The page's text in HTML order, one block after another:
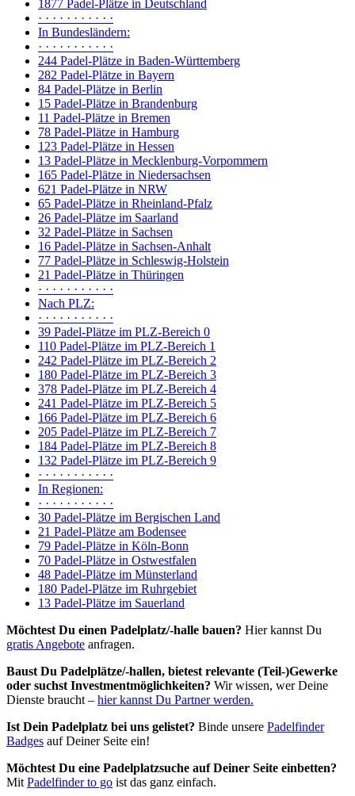
1877 Padel-Plätze in Deutschland
· · · · · · · · · · ·
In Bundesländern:
· · · · · · · · · · ·
244 Padel-Plätze in Baden-Württemberg
282 Padel-Plätze in Bayern
84 Padel-Plätze in Berlin
15 Padel-Plätze in Brandenburg
11 Padel-Plätze in Bremen
78 Padel-Plätze in Hamburg
123 Padel-Plätze in Hessen
13 Padel-Plätze in Mecklenburg-Vorpommern
165 Padel-Plätze in Niedersachsen
621 Padel-Plätze in NRW
65 Padel-Plätze in Rheinland-Pfalz
26 Padel-Plätze im Saarland
32 Padel-Plätze in Sachsen
16 Padel-Plätze in Sachsen-Anhalt
77 Padel-Plätze in Schleswig-Holstein
21 Padel-Plätze in Thüringen
· · · · · · · · · · ·
Nach PLZ:
· · · · · · · · · · ·
39 Padel-Plätze im PLZ-Bereich 0
110 Padel-Plätze im PLZ-Bereich 1
242 Padel-Plätze im PLZ-Bereich 2
180 Padel-Plätze im PLZ-Bereich 3
378 Padel-Plätze im PLZ-Bereich 4
241 Padel-Plätze im PLZ-Bereich 5
166 Padel-Plätze im PLZ-Bereich 6
205 Padel-Plätze im PLZ-Bereich 7
184 Padel-Plätze im PLZ-Bereich 8
132 Padel-Plätze im PLZ-Bereich 9
· · · · · · · · · · ·
In Regionen:
· · · · · · · · · · ·
30 Padel-Plätze im Bergischen Land
21 Padel-Plätze am Bodensee
79 Padel-Plätze in Köln-Bonn
70 Padel-Plätze in Ostwestfalen
48 Padel-Plätze im Münsterland
180 Padel-Plätze im Ruhrgebiet
13 Padel-Plätze im Sauerland
Möchtest Du einen Padelplatz/-halle bauen? Hier kannst Du
gratis Angebote anfragen.
Baust Du Padel­plätze/-hallen, bietest relevante (Teil-)Gewerke
oder suchst In­vest­ment­möglich­keiten? Wir wissen, wer Deine
Dienste braucht – hier kannst Du Partner werden.
Ist Dein Padelplatz bei uns gelistet? Binde unsere Padelfinder
Badges auf Deiner Seite ein!
Möchtest Du eine Padelplatzsuche auf Deiner Seite einbetten?
MitPadelfinder to go ist das ganz einfach.